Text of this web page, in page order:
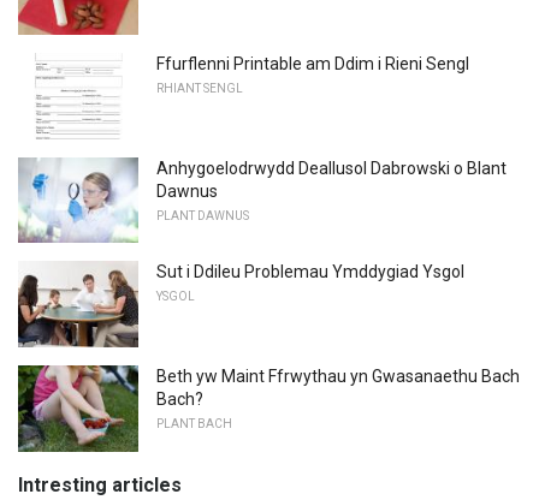
Ffurflenni Printable am Ddim i Rieni Sengl
RHIANT SENGL
Anhygoelodrwydd Deallusol Dabrowski o Blant
Dawnus
PLANT DAWNUS
Sut i Ddileu Problemau Ymddygiad Ysgol
YSGOL
Beth yw Maint Ffrwythau yn Gwasanaethu Bach
Bach?
PLANT BACH
Intresting articles